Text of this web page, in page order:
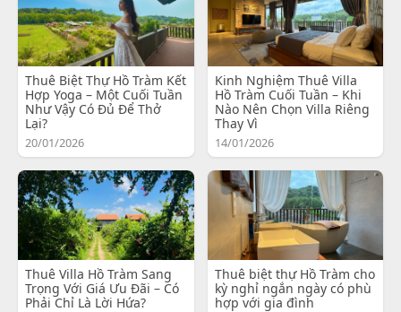
Thuê Biệt Thự Hồ Tràm Kết
Hợp Yoga – Một Cuối Tuần
Như Vậy Có Đủ Để Thở
Lại?
20/01/2026
Kinh Nghiệm Thuê Villa
Hồ Tràm Cuối Tuần – Khi
Nào Nên Chọn Villa Riêng
Thay Vì
14/01/2026
Thuê Villa Hồ Tràm Sang
Trọng Với Giá Ưu Đãi – Có
Phải Chỉ Là Lời Hứa?
Thuê biệt thự Hồ Tràm cho
kỳ nghỉ ngắn ngày có phù
hợp với gia đình